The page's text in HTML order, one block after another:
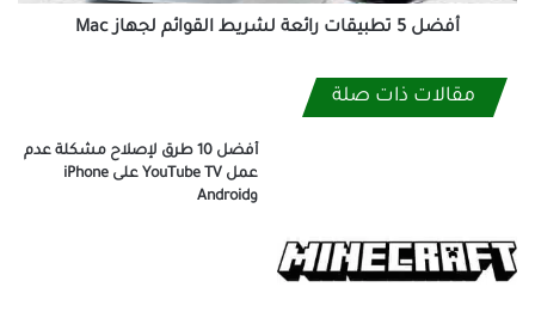
أفضل 5 تطبيقات رائعة لشريط القوائم لجهاز Mac
مقالات ذات صلة
أفضل 10 طرق لإصلاح مشكلة عدم
عمل YouTube TV على iPhone
وAndroid